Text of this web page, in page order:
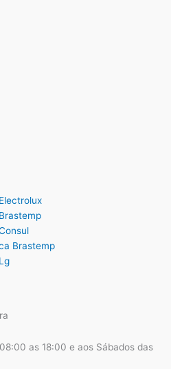
Brastemp
as 18:00 e aos Sábados das